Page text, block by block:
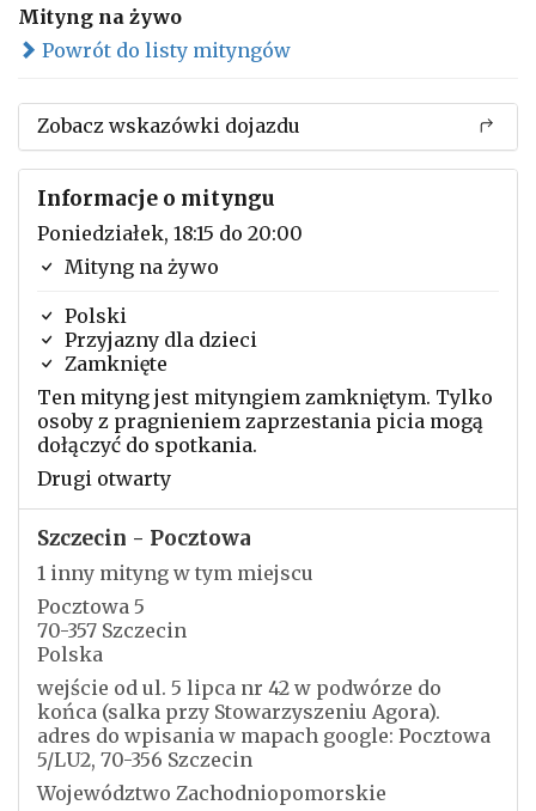
Mityng na żywo
Powrót do listy mityngów
Zobacz wskazówki dojazdu
Informacje o mityngu
Poniedziałek, 18:15 do 20:00
Mityng na żywo
Polski
Przyjazny dla dzieci
Zamknięte
Ten mityng jest mityngiem zamkniętym. Tylko
osoby z pragnieniem zaprzestania picia mogą
dołączyć do spotkania.
Drugi otwarty
Szczecin - Pocztowa
1 inny mityng w tym miejscu
Pocztowa 5
70-357 Szczecin
Polska
wejście od ul. 5 lipca nr 42 w podwórze do
końca (salka przy Stowarzyszeniu Agora).
adres do wpisania w mapach google: Pocztowa
5/LU2, 70-356 Szczecin
Województwo Zachodniopomorskie